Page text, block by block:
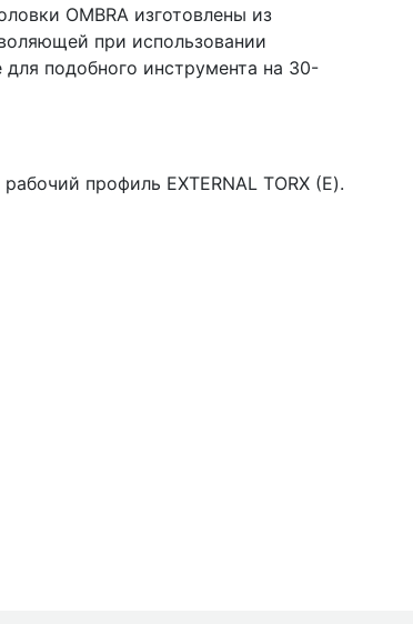
OMBRA изготовлены из
при использовании
подобного инструмента на 30-
профиль EXTERNAL TORX (Е).